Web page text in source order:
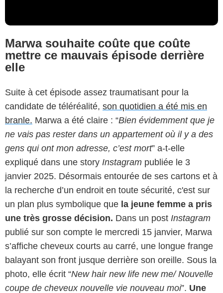
Marwa souhaite coûte que coûte
mettre ce mauvais épisode derrière
elle
Suite à cet épisode assez traumatisant pour la
candidate de téléréalité, son quotidien a été mis en
branle. Marwa a été claire : “Bien évidemment que je
ne vais pas rester dans un appartement où il y a des
gens qui ont mon adresse, c’est mort” a-t-elle
expliqué dans une story Instagram publiée le 3
janvier 2025. Désormais entourée de ses cartons et à
la recherche d’un endroit en toute sécurité, c'est sur
un plan plus symbolique que la jeune femme a pris
une très grosse décision. Dans un post Instagram
publié sur son compte le mercredi 15 janvier, Marwa
s’affiche cheveux courts au carré, une longue frange
balayant son front jusque derrière son oreille. Sous la
photo, elle écrit “New hair new life new me/ Nouvelle
coupe de cheveux nouvelle vie nouveau moi”. Une